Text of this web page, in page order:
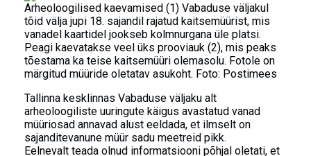
Arheoloogilised kaevamised (1) Vabaduse väljakul
tõid välja jupi 18. sajandil rajatud kaitsemüürist, mis
vanadel kaartidel jookseb kolmnurgana üle platsi.
Peagi kaevatakse veel üks prooviauk (2), mis peaks
tõestama ka teise kaitsemüüri olemasolu. Fotole on
märgitud müüride oletatav asukoht. Foto: Postimees
Tallinna kesklinnas Vabaduse väljaku alt
arheoloogiliste uuringute käigus avastatud vanad
müüriosad annavad alust eeldada, et ilmselt on
sajanditevanune müür sadu meetreid pikk.
Eelnevalt teada olnud informatsiooni põhjal oletati, et